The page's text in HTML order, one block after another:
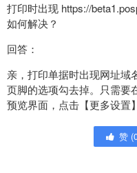
打印时出现 https://
如何解决？
回答：
亲，打印单据时出现网址域
页脚的选项勾去掉。只需要
预览界面，点击【更多设置
赞 (